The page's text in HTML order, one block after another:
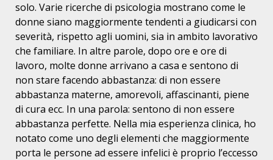
solo. Varie ricerche di psicologia mostrano come le
donne siano maggiormente tendenti a giudicarsi con
severità, rispetto agli uomini, sia in ambito lavorativo
che familiare. In altre parole, dopo ore e ore di
lavoro, molte donne arrivano a casa e sentono di
non stare facendo abbastanza: di non essere
abbastanza materne, amorevoli, affascinanti, piene
di cura ecc. In una parola: sentono di non essere
abbastanza perfette. Nella mia esperienza clinica, ho
notato come uno degli elementi che maggiormente
porta le persone ad essere infelici è proprio l’eccesso